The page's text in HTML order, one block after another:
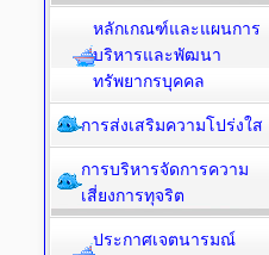
หลักเกณฑ์และแผนการ
บริหารและพัฒนา
ทรัพยากรบุคคล
การส่งเสริมความโปร่งใส
การบริหารจัดการความ
เสี่ยงการทุจริต
ประกาศเจตนารมณ์